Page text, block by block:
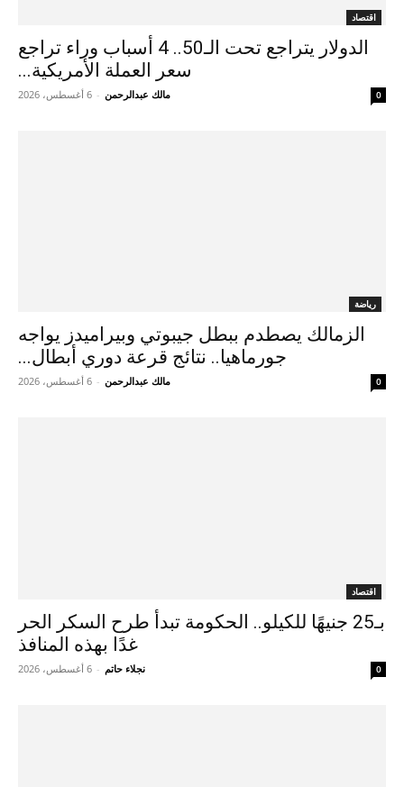
اقتصاد
الدولار يتراجع تحت الـ50.. 4 أسباب وراء تراجع
سعر العملة الأمريكية...
مالك عبدالرحمن - 6 أغسطس، 2026 0
رياضة
الزمالك يصطدم ببطل جيبوتي وبيراميدز يواجه
جورماهيا.. نتائج قرعة دوري أبطال...
مالك عبدالرحمن - 6 أغسطس، 2026 0
اقتصاد
بـ25 جنيهًا للكيلو.. الحكومة تبدأ طرح السكر الحر
غدًا بهذه المنافذ
نجلاء حاتم - 6 أغسطس، 2026 0